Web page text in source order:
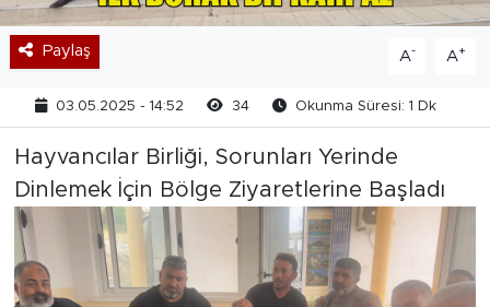
Paylaş A- A+
03.05.2025 - 14:52 34 Okunma Süresi: 1 Dk
Hayvancılar Birliği, Sorunları Yerinde
Dinlemek İçin Bölge Ziyaretlerine Başladı